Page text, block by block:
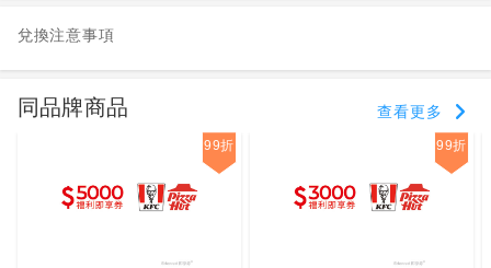
兌換注意事項
同品牌商品 查看更多
99折 99折